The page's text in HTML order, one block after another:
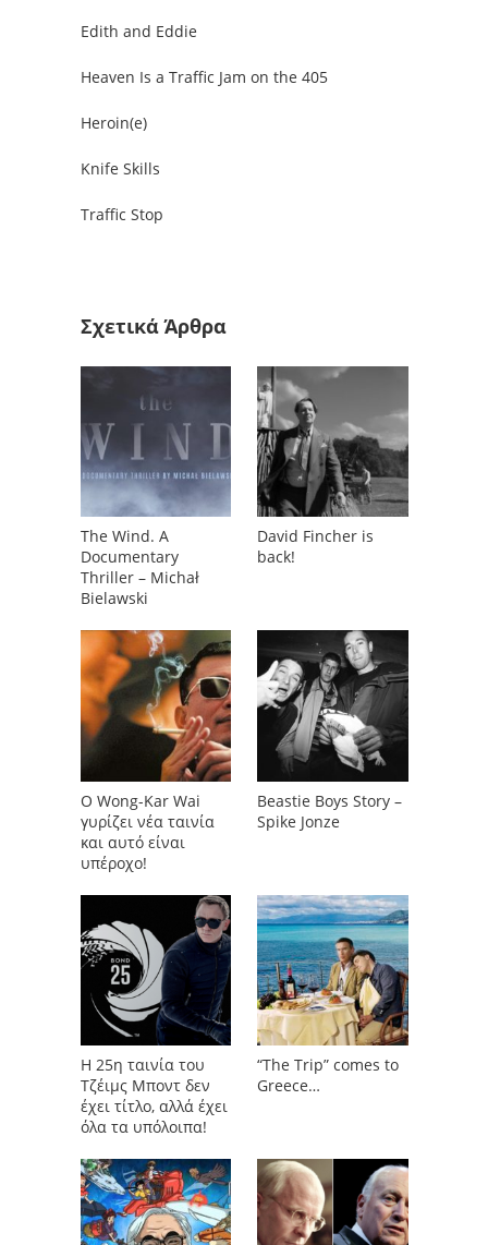
Edith and Eddie
Heaven Is a Traffic Jam on the 405
Heroin(e)
Knife Skills
Traffic Stop
Σχετικά Άρθρα
The Wind. A
Documentary
Thriller – Michał
Bielawski
David Fincher is
back!
O Wong-Kar Wai
γυρίζει νέα ταινία
και αυτό είναι
υπέροχο!
Beastie Boys Story –
Spike Jonze
Η 25η ταινία του
Τζέιμς Μποντ δεν
έχει τίτλο, αλλά έχει
όλα τα υπόλοιπα!
“Τhe Trip” comes to
Greece…